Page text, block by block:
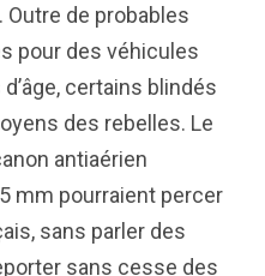
de probables
pour des véhicules
certains blindés
des rebelles. Le
antiaérien
mm pourraient percer
sans parler des
sans cesse des